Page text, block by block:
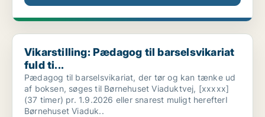
Vikarstilling: Pædagog til barselsvikariat fuld ti...
Vikarstilling: Pædagog til barselsvikariat
fuld ti...
Pædagog til barselsvikariat, der tør og kan tænke ud
af boksen, søges til Børnehuset Viaduktvej, [xxxxx]
(37 timer) pr. 1.9.2026 eller snarest muligt herefterI
Børnehuset Viaduk..